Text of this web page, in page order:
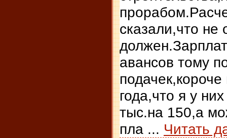
сказали,что
авансов тому
года,что я у
тыс.на 150,а
пла ... Читать